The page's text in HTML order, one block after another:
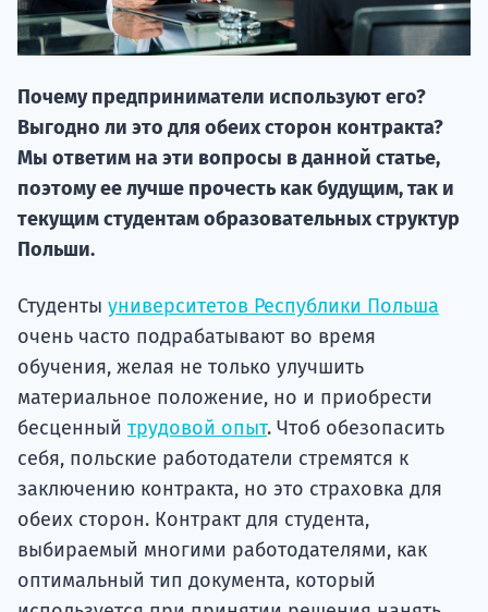
Почему предприниматели используют его?
Выгодно ли это для обеих сторон контракта?
Мы ответим на эти вопросы в данной статье,
поэтому ее лучше прочесть как будущим, так и
текущим студентам образовательных структур
Польши.
Студенты университетов Республики Польша
очень часто подрабатывают во время
обучения, желая не только улучшить
материальное положение, но и приобрести
бесценный трудовой опыт. Чтоб обезопасить
себя, польские работодатели стремятся к
заключению контракта, но это страховка для
обеих сторон. Контракт для студента,
выбираемый многими работодателями, как
оптимальный тип документа, который
НАБОР